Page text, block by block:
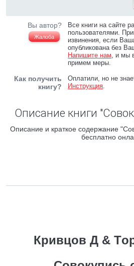
Вы автор?
Жалоба
Все книги на сайте
пользователями.
извинения, если
опубликована без
Напишите нам, и мы
примем меры.
Как получить
книгу?
Оплатили, но не
Инструкция.
Описание книги
Описание и краткое содержание
бесплатно
Кривцов Д &